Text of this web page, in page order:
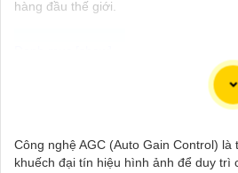
hàng đầu thế giới.
Dạ chắc chắn, đây là tư vấn của tôi
sát.⚒2:Để Hoàn toàn tin cậy mua
từ các cửa hàng uy tín hoặc các đại lý
Công nghệ AGC (Auto Gain Control)
khuếch đại tín hiệu hình ảnh để duy